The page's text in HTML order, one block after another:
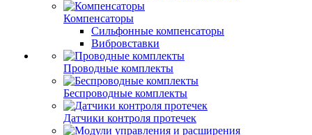
Компенсаторы
Сильфонные компенсаторы
Вибровставки
Проводные комплекты
Беспроводные комплекты
Датчики контроля протечек